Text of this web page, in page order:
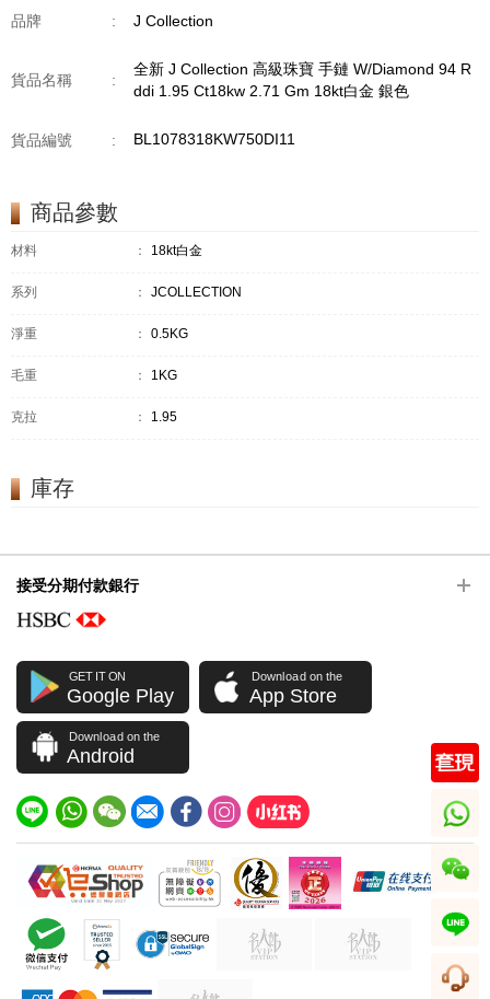
品牌 : J Collection
貨品名稱 :
全新 J Collection 高級珠寶 手鏈 W/Diamond 94 R
ddi 1.95 Ct18kw 2.71 Gm 18kt白金 銀色
貨品編號 : BL1078318KW750DI11
商品參數
材料 ： 18kt白金
系列 ： JCOLLECTION
淨重 ： 0.5KG
毛重 ： 1KG
克拉 ： 1.95
庫存
接受分期付款銀行
GET IT ON
Google Play
Download on the
App Store
Download on the
Android
whatsapp